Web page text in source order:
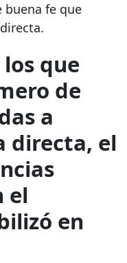
buena fe que
que
de
a
directa, el
el
en